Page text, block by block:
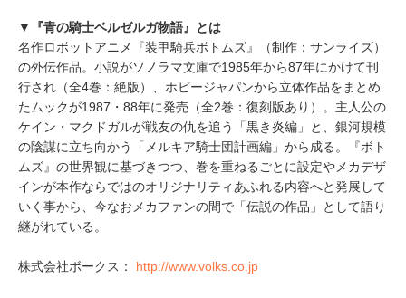
▼『青の騎士ベルゼルガ物語』とは
名作ロボットアニメ『装甲騎兵ボトムズ』（制作：サンライズ）
の外伝作品。小説がソノラマ文庫で1985年から87年にかけて刊
行され（全4巻：絶版）、ホビージャパンから立体作品をまとめ
たムックが1987・88年に発売（全2巻：復刻版あり）。主人公の
ケイン・マクドガルが戦友の仇を追う「黒き炎編」と、銀河規模
の陰謀に立ち向かう「メルキア騎士団計画編」から成る。『ボト
ムズ』の世界観に基づきつつ、巻を重ねるごとに設定やメカデザ
インが本作ならではのオリジナリティあふれる内容へと発展して
いく事から、今なおメカファンの間で「伝説の作品」として語り
継がれている。
株式会社ボークス： http://www.volks.co.jp